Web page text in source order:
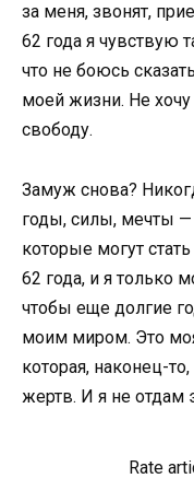
за меня, звонят,
62 года я чувствую
что не боюсь
моей жизни. Не хочу
свободу.
Замуж снова?
годы, силы, мечты —
которые могут
62 года, и я только
чтобы еще долгие
моим миром. Это
которая, наконец-
жертв. И я не отдам
Rate